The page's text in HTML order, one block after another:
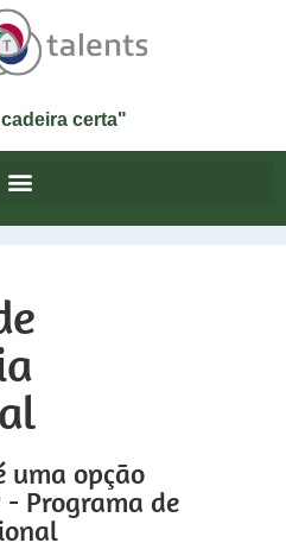
certa"
uma opção
- Programa de